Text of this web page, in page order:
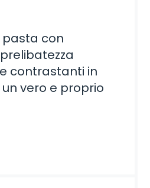
con
contrastanti in
vero e proprio